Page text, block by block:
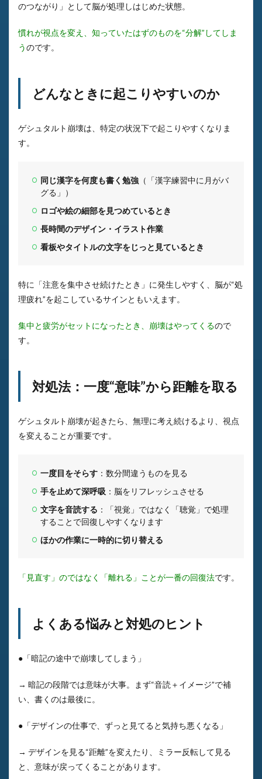
のつながり」として脳が処理しはじめた状態。
慣れが視点を変え、知っていたはずのものを“分解”してしま
うのです。
どんなときに起こりやすいのか
ゲシュタルト崩壊は、特定の状況下で起こりやすくなりま
す。
同じ漢字を何度も書く勉強 （「漢字練習中に月がバ
グる」）
ロゴや絵の細部を見つめているとき
長時間のデザイン・イラスト作業
看板やタイトルの文字をじっと見ているとき
特に「注意を集中させ続けたとき」に発生しやすく、脳が“処
理疲れ”を起こしているサインともいえます。
集中と疲労がセットになったとき、崩壊はやってくるので
す。
対処法：一度“意味”から距離を取る
ゲシュタルト崩壊が起きたら、無理に考え続けるより、視点
を変えることが重要です。
一度目をそらす ：数分間違うものを見る
手を止めて深呼吸 ：脳をリフレッシュさせる
文字を音読する ：「視覚」ではなく「聴覚」で処理
することで回復しやすくなります
ほかの作業に一時的に切り替える
「見直す」のではなく「離れる」ことが一番の回復法です。
よくある悩みと対処のヒント
●「暗記の途中で崩壊してしまう」
→ 暗記の段階では意味が大事。まず“音読＋イメージ”で補
い、書くのは最後に。
●「デザインの仕事で、ずっと見てると気持ち悪くなる」
→ デザインを見る“距離”を変えたり、ミラー反転して見る
と、意味が戻ってくることがあります。